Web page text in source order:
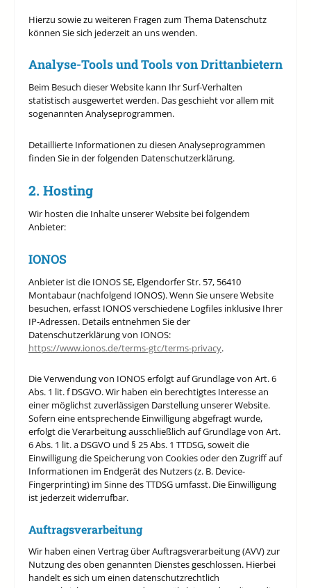
Hierzu sowie zu weiteren Fragen zum Thema Datenschutz
können Sie sich jederzeit an uns wenden.
Analyse-Tools und Tools von Dritt­anbietern
Beim Besuch dieser Website kann Ihr Surf-Verhalten
statistisch ausgewertet werden. Das geschieht vor allem mit
sogenannten Analyseprogrammen.
Detaillierte Informationen zu diesen Analyseprogrammen
finden Sie in der folgenden Datenschutzerklärung.
2. Hosting
Wir hosten die Inhalte unserer Website bei folgendem
Anbieter:
IONOS
Anbieter ist die IONOS SE, Elgendorfer Str. 57, 56410
Montabaur (nachfolgend IONOS). Wenn Sie unsere Website
besuchen, erfasst IONOS verschiedene Logfiles inklusive Ihrer
IP-Adressen. Details entnehmen Sie der
Datenschutzerklärung von IONOS:
https://www.ionos.de/terms-gtc/terms-privacy.
Die Verwendung von IONOS erfolgt auf Grundlage von Art. 6
Abs. 1 lit. f DSGVO. Wir haben ein berechtigtes Interesse an
einer möglichst zuverlässigen Darstellung unserer Website.
Sofern eine entsprechende Einwilligung abgefragt wurde,
erfolgt die Verarbeitung ausschließlich auf Grundlage von Art.
6 Abs. 1 lit. a DSGVO und § 25 Abs. 1 TTDSG, soweit die
Einwilligung die Speicherung von Cookies oder den Zugriff auf
Informationen im Endgerät des Nutzers (z. B. Device-
Fingerprinting) im Sinne des TTDSG umfasst. Die Einwilligung
ist jederzeit widerrufbar.
Auftragsverarbeitung
Wir haben einen Vertrag über Auftragsverarbeitung (AVV) zur
Nutzung des oben genannten Dienstes geschlossen. Hierbei
handelt es sich um einen datenschutzrechtlich